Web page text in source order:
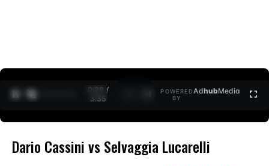
0:30 /
3:35
POWERED
BY
AdhubMedia
Dario Cassini vs Selvaggia Lucarelli